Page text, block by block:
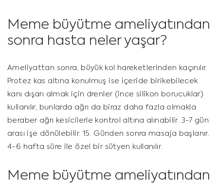
Meme büyütme ameliyatından
sonra hasta neler yaşar?
Ameliyattan sonra, büyük kol hareketlerinden kaçınılır.
Protez kas altına konulmuş ise içeride birikebilecek
kanı dışarı almak için drenler (ince silikon borucuklar)
kullanılır, bunlarda ağrı da biraz daha fazla olmakla
beraber ağrı kesicilerle kontrol altına alınabilir. 3-7 gün
arası işe dönülebilir. 15. Günden sonra masaja başlanır.
4-6 hafta süre ile özel bir sütyen kullanılır.
Meme büyütme ameliyatından